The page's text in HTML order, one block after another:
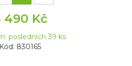
490 Kč
posledních 39 ks
Kód: 830165